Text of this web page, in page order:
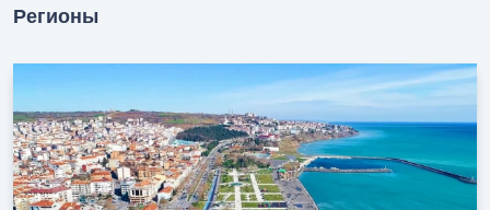
Регионы